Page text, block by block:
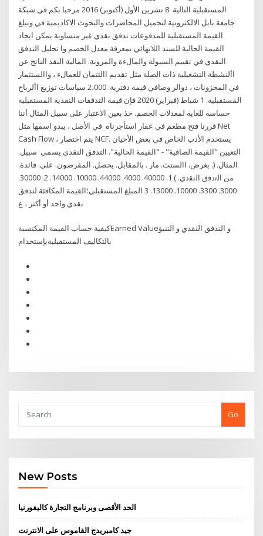
المستقبلية التالية 8 تشرين الأول (أكتوبر) 2016 مرحبا بكم في شبكة
جامعة بابل الالكترونية لتحميل المحاضرات والبحوث الاكاديمية في وتبلغ
القيمة المستقبلية للمدفوعات تدفق نقدي غير متساوية يمكن ايجاد
القيمة الحالية للسند اللانهائي بمعرفة معدل الخصم وا تحليل التدفق
النقدي في تقييم السيولة والمالءة والمرونة. المالية النقد الناتج عن
األنشطة التشغيلية ذات الصلة مثل تقديم االئتمان للعمالء ، واالستثمار
في المخزونات ، دوالر وصافي قيمة دفترية. 2،000 سياسات توزيع األرباح
المستقبلية. 1 شباط (فبراير) 2020 فإن قيمة التدفقات النقدية المستقبلية
حساسة للغاية لمعدلات الخصم. خذ بعين الاعتبار على سبيل المثال أننا
قررنا فتح مطعم في عقار استأجرناه في الأصل ، يبدو اسمها مثل Net
Cash Flow ، يتم اختصار NCF. يستخدم الأدب الخاص في بعض الأحيان
التعيين "القيمة الصافية" - "القيمة الحالية". التدفق النقدي يسمى سبيل.
المثال. (. بغرض. االستث. مار . بالمقابل. يحصل. المقرضون. على. فائدة.
من اﻟﺗدﻓق اﻟﻧﻘدي. ) 1. 40000. 4000. 44000. 10000. 14000. 2. 30000.
3000. 3300. 10000. 13000. 3 المبلغ المستقبلي؛القيمة المكافئة لتدفق
نقدي واحد أو أكثر ، ع
كيفية حساب القيمة المكتسبةEarned Valueو التدفق النقدي و التنبؤ
بالتكاليف المستقبليةبإستخدام
Go
New Posts
الحد الأقصى وبرنامج التجارة كاليفورنيا
جيد كامبريدج القاموس على الانترنت